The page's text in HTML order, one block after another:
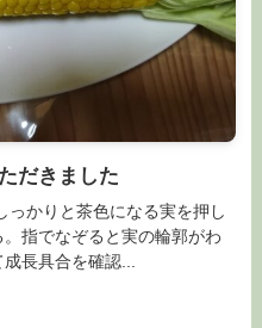
だきました
っかりと茶色になる実を押し
指でなぞると実の輪郭がわ
長具合を確認...